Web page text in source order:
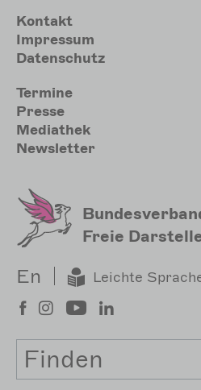
Meta
Kontakt
Impressum
Datenschutz
Sekundärmenu
Termine
Presse
Mediathek
Newsletter
Freie
En Leichte
Suche